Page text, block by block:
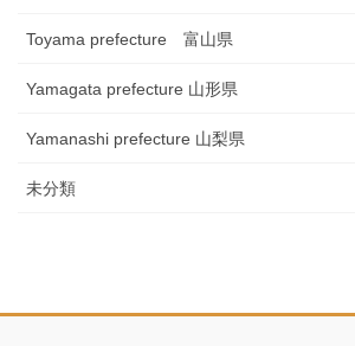
Toyama prefecture 富山県
Yamagata prefecture 山形県
Yamanashi prefecture 山梨県
未分類